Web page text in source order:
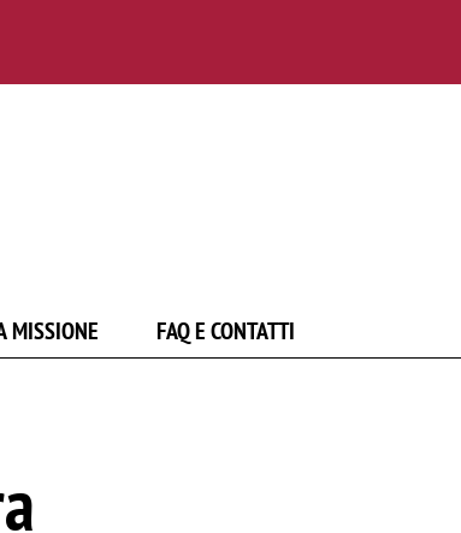
MISSIONE FAQ E CONTATTI